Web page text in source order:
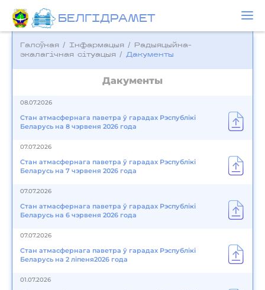
БЕЛГIДРAМЕТ
Галоўная / Інфармацыя /
Радыяцыйна-
экалагічная сітуацыя / Дакументы
Дакументы
08.07.2026
Стан атмасфернага паветра ў гарадах Рэспублікі
Беларусь на 8 чэрвеня 2026 года
07.07.2026
Стан атмасфернага паветра ў гарадах Рэспублікі
Беларусь на 7 чэрвеня 2026 года
07.07.2026
Стан атмасфернага паветра ў гарадах Рэспублікі
Беларусь на 6 чэрвеня 2026 года
07.07.2026
Стан атмасфернага паветра ў гарадах Рэспублікі
Беларусь на 2 ліпеня2026 года
01.07.2026